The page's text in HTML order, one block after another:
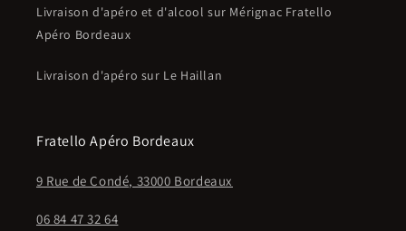
Livraison d'apéro et d'alcool sur Mérignac Fratello
Apéro Bordeaux
Livraison d'apéro sur Le Haillan
Fratello Apéro Bordeaux
9 Rue de Condé, 33000 Bordeaux
06 84 47 32 64